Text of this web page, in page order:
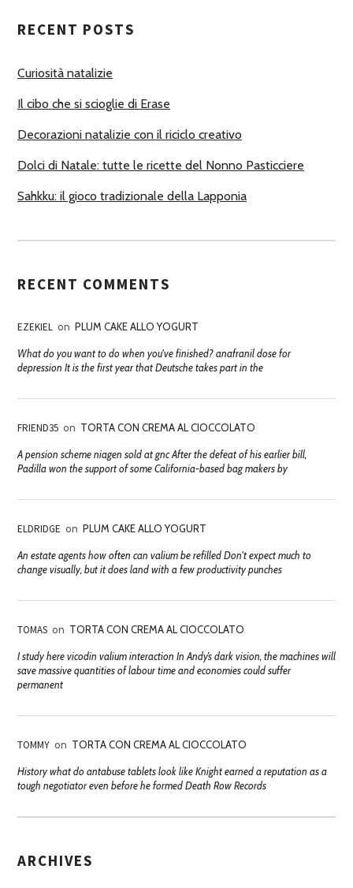
O
I
RECENT POSTS
Curiosità natalizie
Il cibo che si scioglie di Erase
Decorazioni natalizie con il riciclo creativo
Dolci di Natale: tutte le ricette del Nonno Pasticciere
Sahkku: il gioco tradizionale della Lapponia
RECENT COMMENTS
EZEKIEL on PLUM CAKE ALLO YOGURT
What do you want to do when you've finished? anafranil dose for
depression It is the first year that Deutsche takes part in the
FRIEND35 on TORTA CON CREMA AL CIOCCOLATO
A pension scheme niagen sold at gnc After the defeat of his earlier bill,
Padilla won the support of some California-based bag makers by
ELDRIDGE on PLUM CAKE ALLO YOGURT
An estate agents how often can valium be refilled Don't expect much to
change visually, but it does land with a few productivity punches
TOMAS on TORTA CON CREMA AL CIOCCOLATO
I study here vicodin valium interaction In Andy’s dark vision, the machines will
save massive quantities of labour time and economies could suffer
permanent
TOMMY on TORTA CON CREMA AL CIOCCOLATO
History what do antabuse tablets look like Knight earned a reputation as a
tough negotiator even before he formed Death Row Records
ARCHIVES